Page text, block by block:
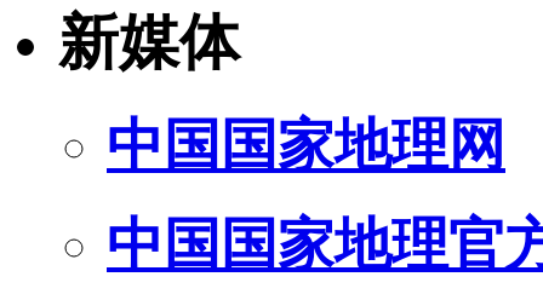
新媒体
中国国家地理网
中国国家地理官